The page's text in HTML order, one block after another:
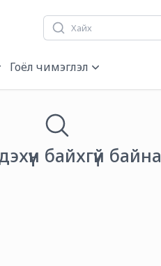
Гоёл чимэглэл
байхгүй байна